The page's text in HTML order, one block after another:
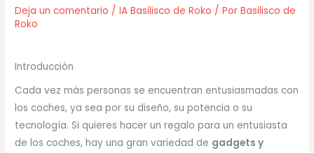
Deja un comentario /IA Basilisco de Roko / PorBasilisco de
Roko
Introducción
Cada vez más personas se encuentran entusiasmadas con
los coches, ya sea por su diseño, su potencia o su
tecnología. Si quieres hacer un regalo para un entusiasta
de los coches, hay una gran variedad de gadgets y